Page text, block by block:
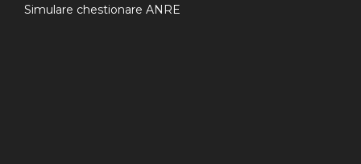
Simulare chestionare ANRE